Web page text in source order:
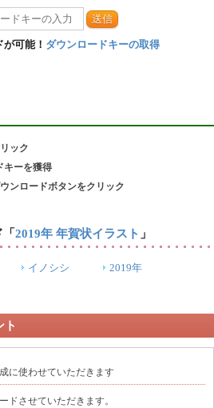
送信
可能！ ダウンロードキーの取得
ック
キーを獲得
ンロードボタンをクリック
「 2019年 年賀状イラスト 」
イノシシ
2019年
に使わせていただきます
ドさせていただきます。